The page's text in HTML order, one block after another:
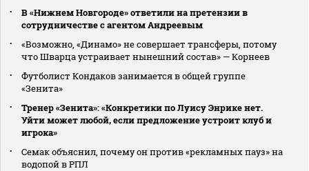
В «Нижнем Новгороде» ответили на претензии в
сотрудничестве с агентом Андреевым
«Возможно, «Динамо» не совершает трансферы, потому
что Шварца устраивает нынешний состав» — Корнеев
Футболист Кондаков занимается в общей группе
«Зенита»
Тренер «Зенита»: «Конкретики по Луису Энрике нет.
Уйти может любой, если предложение устроит клуб и
игрока»
Семак объяснил, почему он против «рекламных пауз» на
водопой в РПЛ